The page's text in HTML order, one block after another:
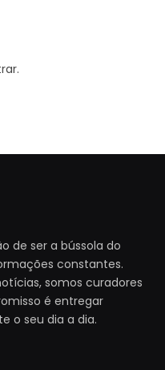
de ser a bússola do
constantes.
somos curadores
é entregar
o seu dia a dia.